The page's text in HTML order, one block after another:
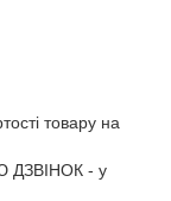
товару на
ДЗВІНОК - у